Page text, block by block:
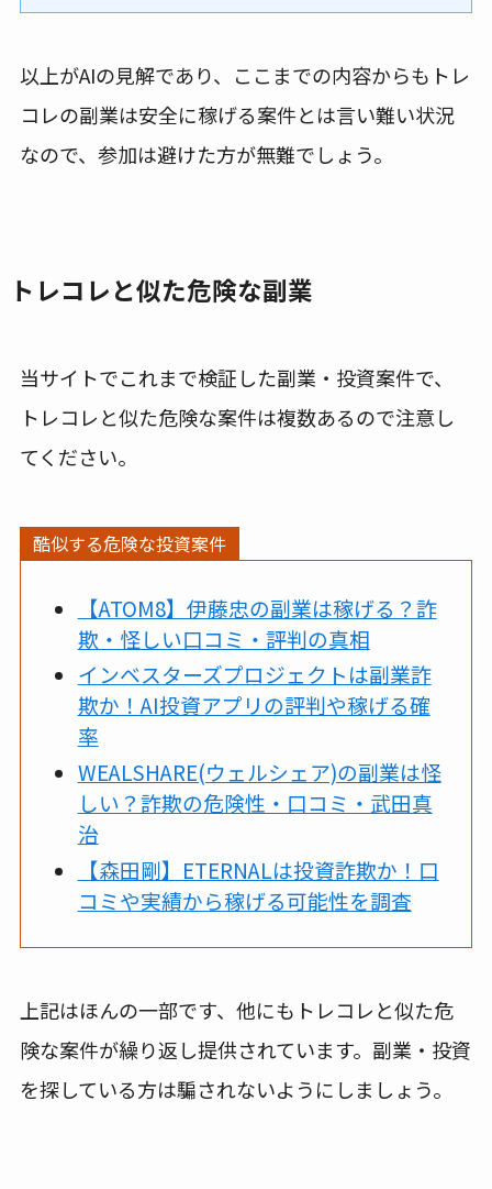
以上がAIの見解であり、ここまでの内容からもトレ
コレの副業は安全に稼げる案件とは言い難い状況
なので、参加は避けた方が無難でしょう。
トレコレと似た危険な副業
当サイトでこれまで検証した副業・投資案件で、
トレコレと似た危険な案件は複数あるので注意し
てください。
酷似する危険な投資案件
【ATOM8】伊藤忠の副業は稼げる？詐
欺・怪しい口コミ・評判の真相
インベスターズプロジェクトは副業詐
欺か！AI投資アプリの評判や稼げる確
率
WEALSHARE(ウェルシェア)の副業は怪
しい？詐欺の危険性・口コミ・武田真
治
【森田剛】ETERNALは投資詐欺か！口
コミや実績から稼げる可能性を調査
上記はほんの一部です、他にもトレコレと似た危
険な案件が繰り返し提供されています。副業・投資
を探している方は騙されないようにしましょう。